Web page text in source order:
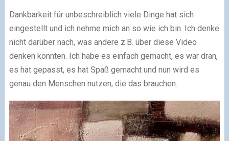
Dankbarkeit für unbeschreiblich viele Dinge hat sich
eingestellt und ich nehme mich an so wie ich bin. Ich denke
nicht darüber nach, was andere z.B. über diese Video
denken könnten. Ich habe es einfach gemacht, es war dran,
es hat gepasst, es hat Spaß gemacht und nun wird es
genau den Menschen nutzen, die das brauchen.